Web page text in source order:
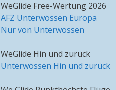
WeGlide Free-Wertung 2026
AFZ Unterwössen Europa
Nur von Unterwössen
WeGlide Hin und zurück
Unterwössen Hin und zurück